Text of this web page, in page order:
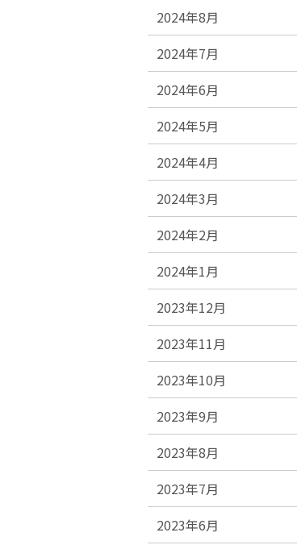
2024年8月
2024年7月
2024年6月
2024年5月
2024年4月
2024年3月
2024年2月
2024年1月
2023年12月
2023年11月
2023年10月
2023年9月
2023年8月
2023年7月
2023年6月